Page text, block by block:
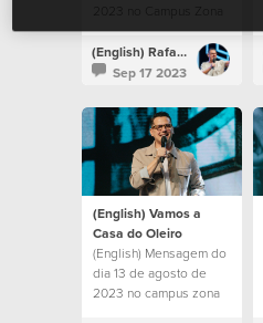
2023 no Campus Zona
Sul
(English) Rafael Bitencourt
Sep 17 2023
(English) Vamos a
Casa do Oleiro
(English) Mensagem do
dia 13 de agosto de
2023 no campus zona